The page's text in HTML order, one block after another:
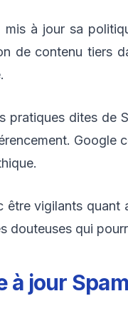
à jour sa
de contenu tiers
pratiques dites de
vigilants
douteuses qui
à jour